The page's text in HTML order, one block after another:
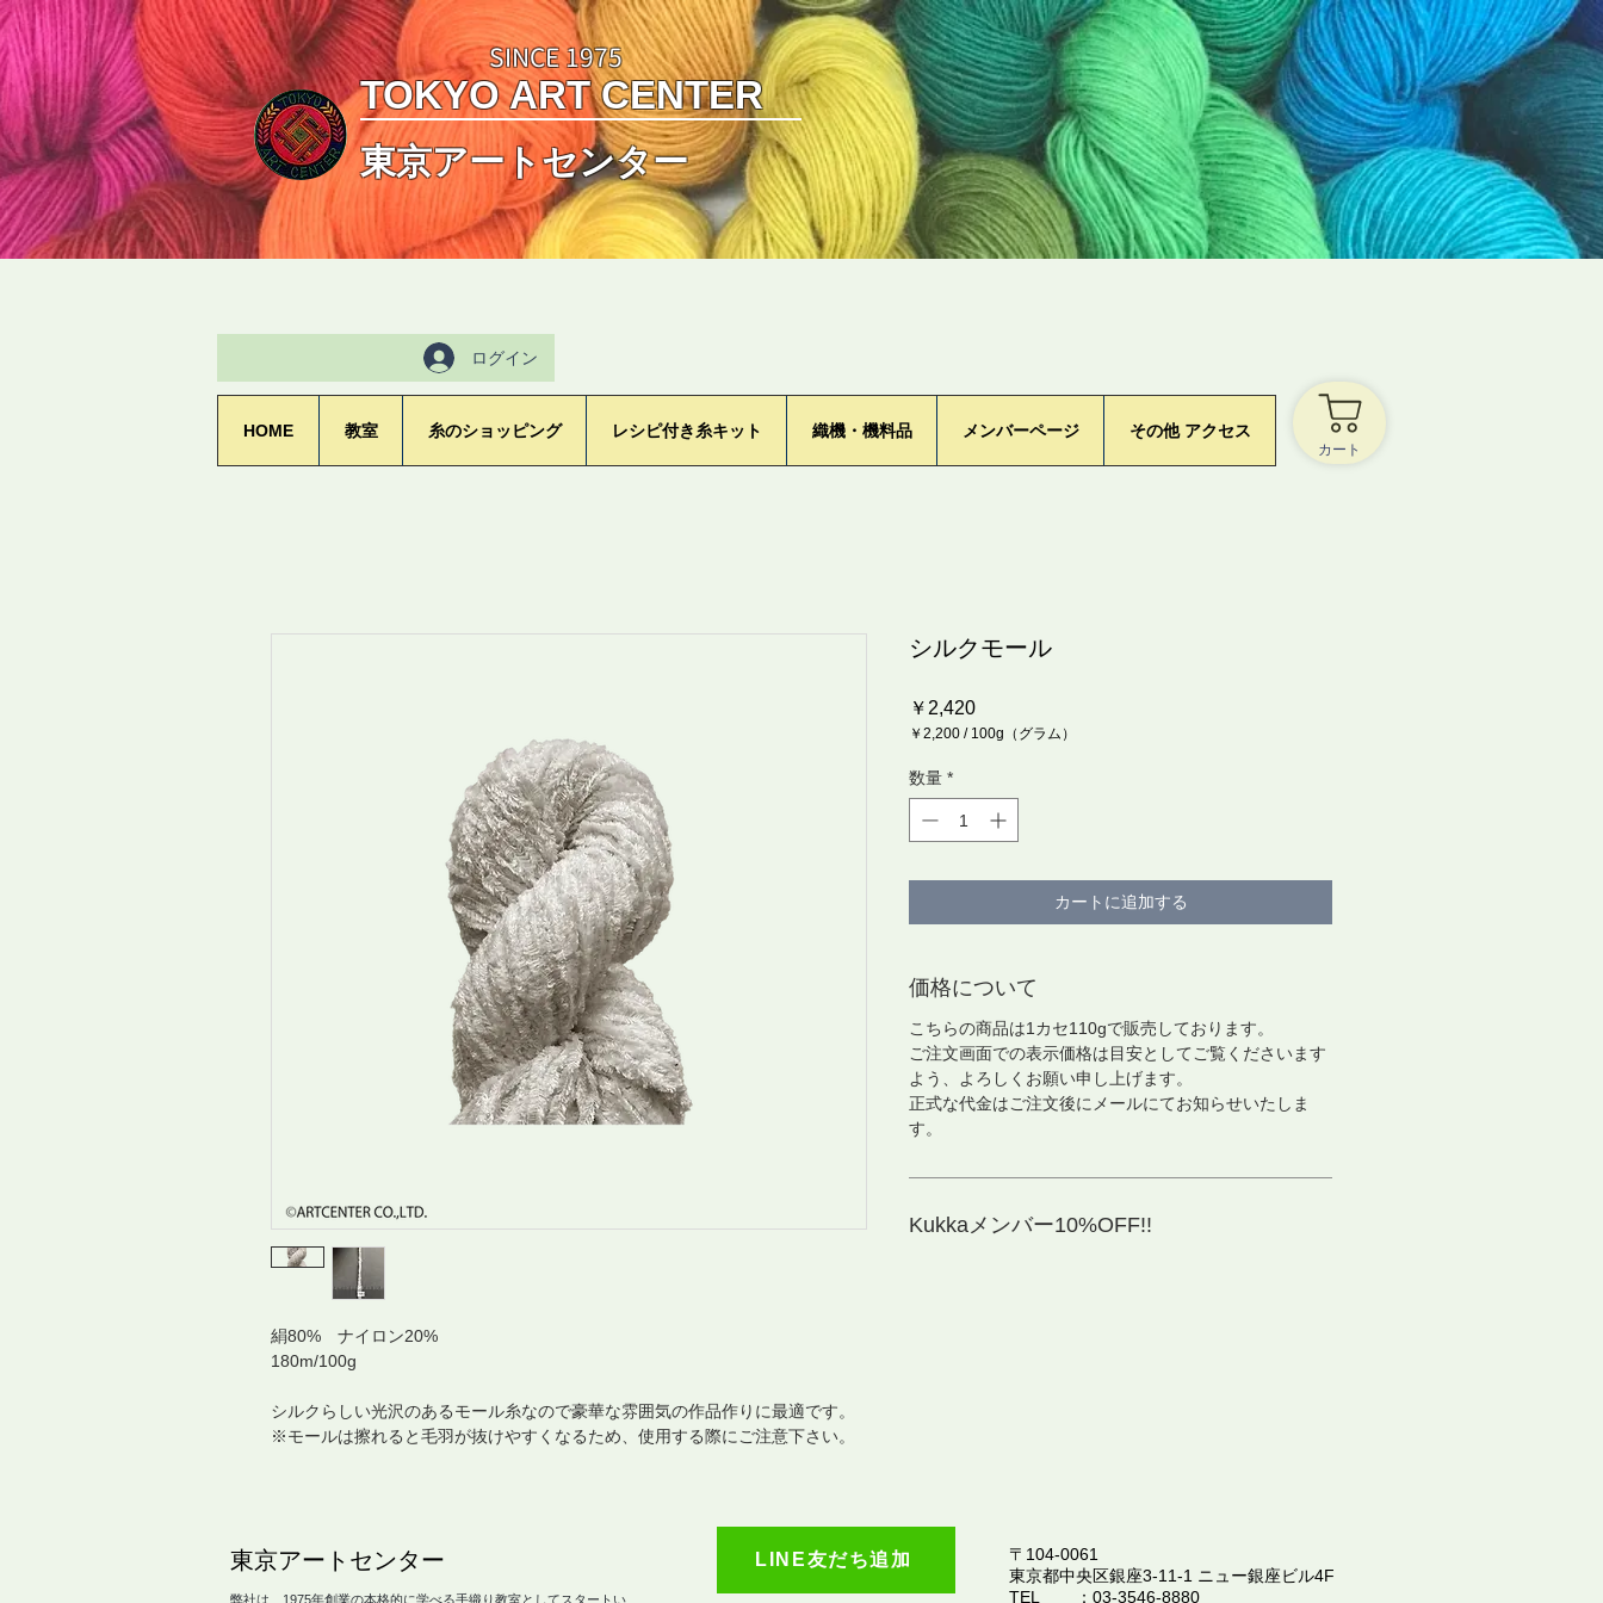
SINCE 1975
TOKYO ART CENTER
東京アートセンター
ログイン
HOME 教室 糸のショッピング レシピ付き糸キット 織機・機料品 メンバーページ その他 アクセス
カート
絹80% ナイロン20%
180m/100g
シルクらしい光沢のあるモール糸なので豪華な雰囲気の作品作りに最適です。
※モールは擦れると毛羽が抜けやすくなるため、使用する際にご注意下さい。
シルクモール
￥2,420価
格
￥2,200 / 100g（グラム）
ご
と
￥2,200
数量 *
カートに追加する
価格について
こちらの商品は1カセ110gで販売しております。
ご注文画面での表示価格は目安としてご覧くださいます
よう、よろしくお願い申し上げます。
正式な代金はご注文後にメールにてお知らせいたしま
す。
Kukkaメンバー10%OFF!!
​東京アートセンター
弊社は、1975年創業の本格的に学べる手織り教室としてスタートい
LINE友だち追加
〒104-0061
​東京都中央区銀座3-11-1 ニュー銀座ビル4F
TEL ： 03-3546-8880